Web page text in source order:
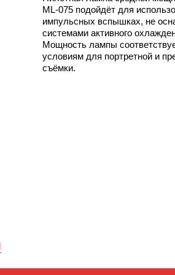
ML-075 подойдёт для
импульсных вспышках, не
системами активного
Мощность лампы
условиям для портретной и
съёмки.